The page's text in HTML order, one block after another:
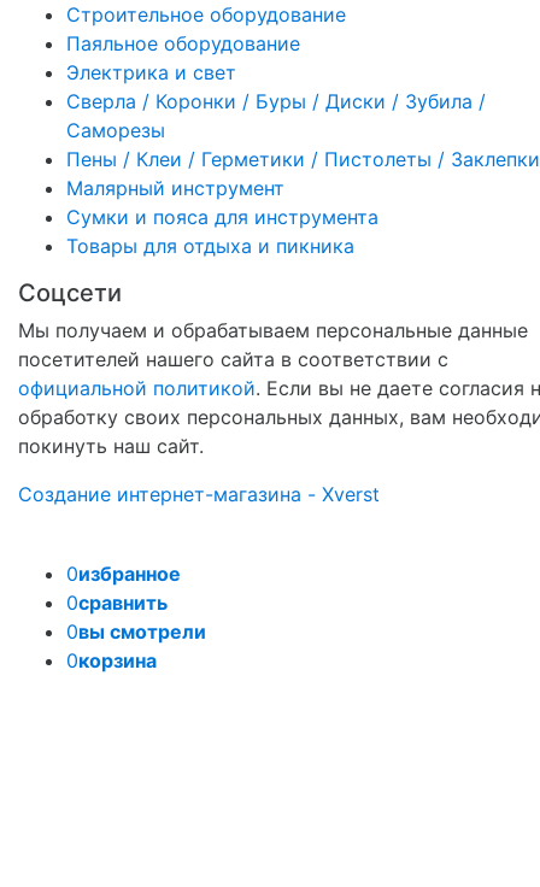
Строительное оборудование
Паяльное оборудование
Электрика и свет
Сверла / Коронки / Буры / Диски / Зубила /
Саморезы
Пены / Клеи / Герметики / Пистолеты / Заклепки
Малярный инструмент
Сумки и пояса для инструмента
Товары для отдыха и пикника
Соцсети
Мы получаем и обрабатываем персональные данные
посетителей нашего сайта в соответствии с
официальной политикой. Если вы не даете согласия
обработку своих персональных данных, вам
покинуть наш сайт.
Создание интернет-магазина - Xverst
0избранное
0сравнить
0вы смотрели
0корзина